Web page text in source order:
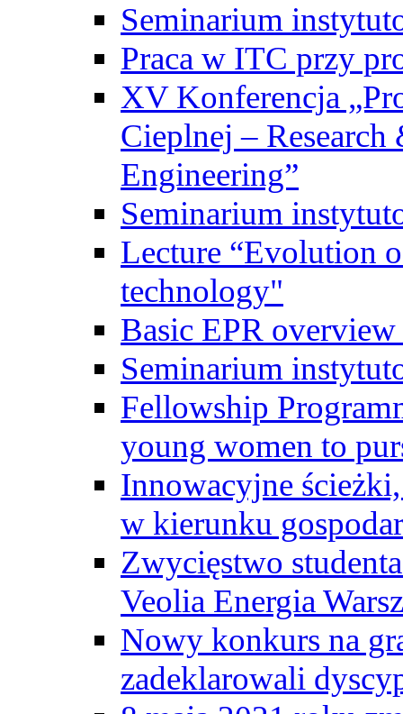
Seminarium
Praca w ITC przy
XV Konferencja
Cieplnej –
Engineering”
Seminarium
Lecture “Evolution
technology"
Basic EPR overview
Seminarium
Fellowship
young women to
Innowacyjne
w kierunku
Zwycięstwo
Veolia Energia
Nowy konkurs na
zadeklarowali